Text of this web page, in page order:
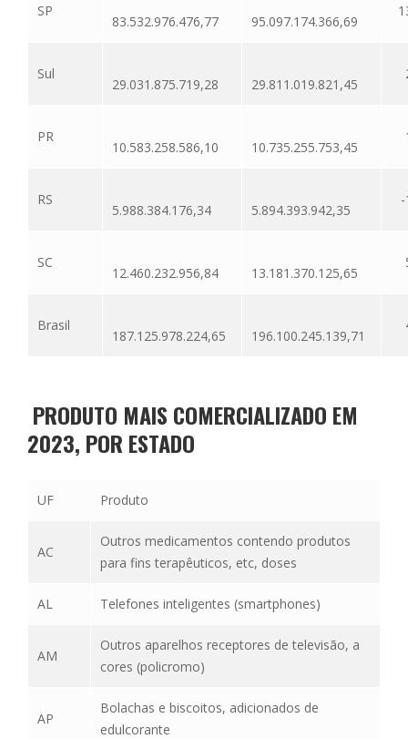
SP
83.532.976.476,77 95.097.174.366,69
Sul
29.031.875.719,28 29.811.019.821,45
PR
10.583.258.586,10 10.735.255.753,45
RS
5.988.384.176,34 5.894.393.942,35
SC
12.460.232.956,84 13.181.370.125,65
Brasil
187.125.978.224,65 196.100.245.139,71
PRODUTO MAIS COMERCIALIZADO EM
2023, POR ESTADO
UF Produto
AC
Outros medicamentos contendo produtos
para fins terapêuticos, etc, doses
AL Telefones inteligentes (smartphones)
AM
Outros aparelhos receptores de televisão, a
cores (policromo)
AP
Bolachas e biscoitos, adicionados de
edulcorante